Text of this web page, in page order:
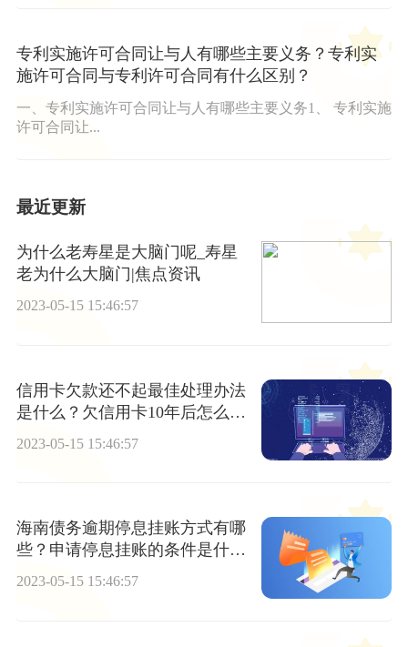
专利实施许可合同让与人有哪些主要义务？专利实
施许可合同与专利许可合同有什么区别？
一、专利实施许可合同让与人有哪些主要义务1、 专利实施
许可合同让...
最近更新
为什么老寿星是大脑门呢_寿星
老为什么大脑门|焦点资讯
2023-05-15 15:46:57
信用卡欠款还不起最佳处理办法
是什么？欠信用卡10年后怎么处
2023-05-15 15:46:57
海南债务逾期停息挂账方式有哪
些？申请停息挂账的条件是什
么？-当前资讯
2023-05-15 15:46:57